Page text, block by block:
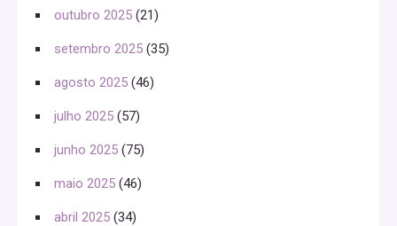
outubro 2025 (21)
setembro 2025 (35)
agosto 2025 (46)
julho 2025 (57)
junho 2025 (75)
maio 2025 (46)
abril 2025 (34)